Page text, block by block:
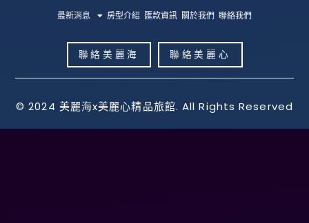
o
k
-
q
u
a
r
e
r
a
m
最新消息 房型介紹 匯款資訊 關於我們 聯絡我們
聯絡美麗海 聯絡美麗心
© 2024 美麗海x美麗心精品旅館. All Rights Reserved